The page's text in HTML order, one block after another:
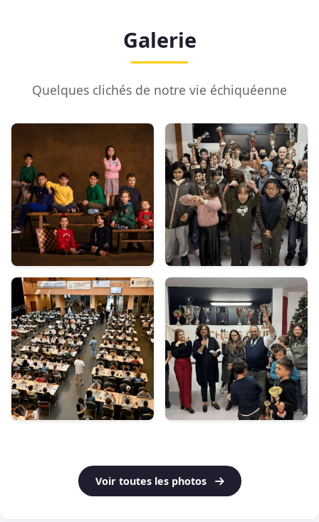
Galerie
Quelques clichés de notre vie échiquéenne
Voir toutes les photos